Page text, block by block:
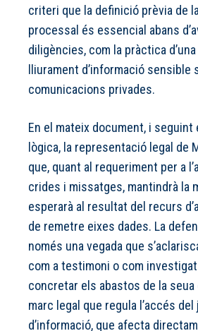
criteri que la definició prèvia de
processal és essencial abans
diligències, com la pràctica
lliurament d’informació sensible
comunicacions privades.
En el mateix document, i seguint
lògica, la representació legal de
que, quant al requeriment per a
crides i missatges, mantindrà la
esperarà al resultat del recurs
de remetre eixes dades. La
només una vegada que
com a testimoni o com
concretar els abastos de la seua
marc legal que regula l’accés
d’informació, que afecta